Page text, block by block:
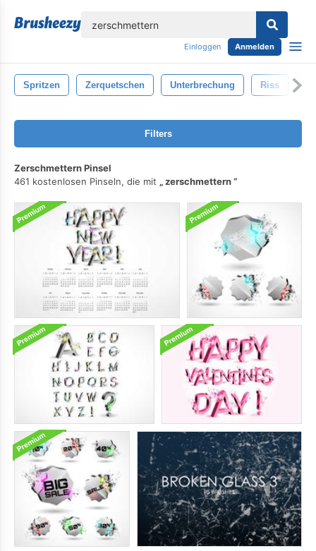
Einloggen Anmelden
Spritzen Zerquetschen Unterbrechung Riss
Filters
Zerschmettern Pinsel
461 kostenlosen Pinseln, die mit
zerschmettern